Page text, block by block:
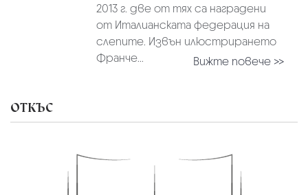
2013 г. две от тях са наградени
от Италианската федерация на
слепите. Извън илюстрирането
Франче...
Вижте повече >>
ОТКЪС